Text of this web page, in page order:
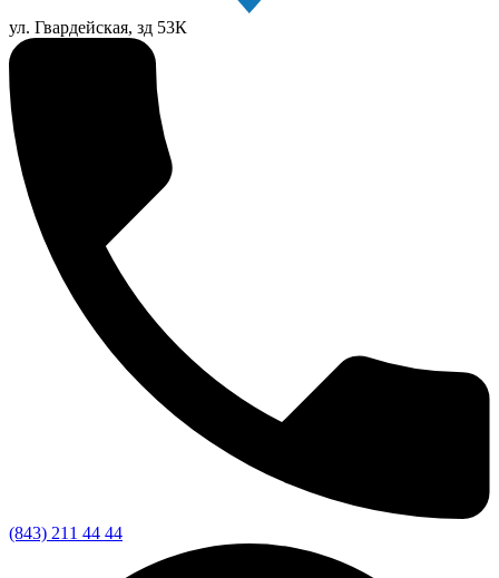
ул. Гвардейская, зд 53К
(843) 211 44 44